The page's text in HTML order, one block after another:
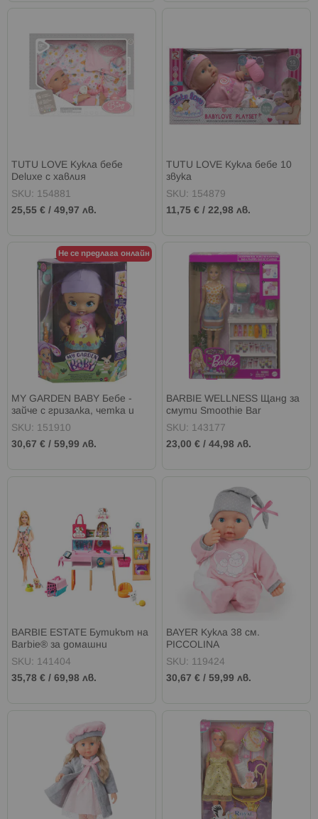
TUTU LOVE Кукла бебе
Deluxe с хавлия
SKU: 154881
25,55 € / 49,97 лв.
TUTU LOVE Кукла бебе 10
звука
SKU: 154879
11,75 € /22,98 лв.
Не се предлага онлайн
MY GARDEN BABY Бебе -
зайче с гризалка, четка и
паста за зъби
SKU: 151910
30,67 € / 59,99 лв.
BARBIE WELLNESS Щанд за
смути Smoothie Bar
SKU: 143177
23,00 € /44,98 лв.
BARBIE ESTATE Бутикът на
Barbie® за домашни
любимци
SKU: 141404
35,78 € / 69,98 лв.
BAYER Кукла 38 см.
PICCOLINA
SKU: 119424
30,67 € / 59,99 лв.